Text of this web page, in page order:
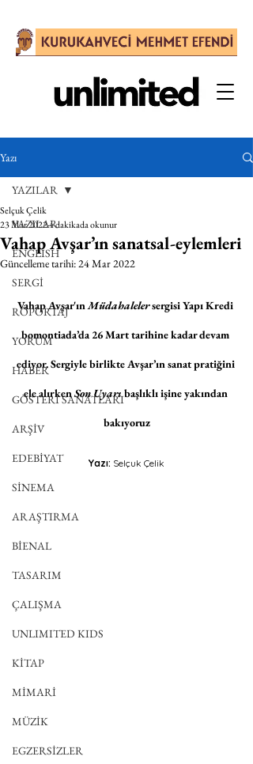
Yazı
YAZILAR
ENGLISH
SERGİ
RÖPORTAJ
YORUM
HABER
GÖSTERİ SANATLARI
ARŞİV
EDEBİYAT
SİNEMA
ARAŞTIRMA
BİENAL
TASARIM
ÇALIŞMA
UNLIMITED KIDS
KİTAP
MİMARİ
MÜZİK
EGZERSİZLER
YAZILAR
Vahap Avşar’ın sanatsal-eylemleri
Selçuk Çelik
23 Mar 20224 dakikada okunur
Güncelleme tarihi:24 Mar 2022
Vahap Avşar'ın Müdahaleler sergisi Yapı Kredi
bomontiada’da 26 Mart tarihine kadar devam
ediyor. Sergiyle birlikte Avşar’ın sanat pratiğini
ele alırken Son Uyarı başlıklı işine yakından
bakıyoruz
Yazı: Selçuk Çelik